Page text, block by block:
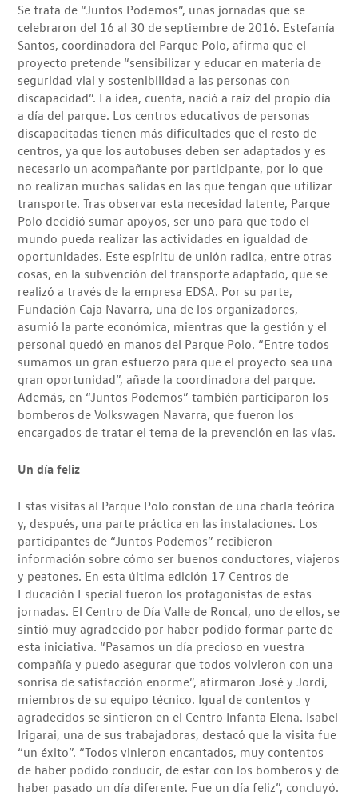
Se trata de “Juntos Podemos”, unas jornadas que se
celebraron del 16 al 30 de septiembre de 2016. Estefanía
Santos, coordinadora del Parque Polo, afirma que el
proyecto pretende “sensibilizar y educar en materia de
seguridad vial y sostenibilidad a las personas con
discapacidad”. La idea, cuenta, nació a raíz del propio día
a día del parque. Los centros educativos de personas
discapacitadas tienen más dificultades que el resto de
centros, ya que los autobuses deben ser adaptados y es
necesario un acompañante por participante, por lo que
no realizan muchas salidas en las que tengan que utilizar
transporte. Tras observar esta necesidad latente, Parque
Polo decidió sumar apoyos, ser uno para que todo el
mundo pueda realizar las actividades en igualdad de
oportunidades. Este espíritu de unión radica, entre otras
cosas, en la subvención del transporte adaptado, que se
realizó a través de la empresa EDSA. Por su parte,
Fundación Caja Navarra, una de los organizadores,
asumió la parte económica, mientras que la gestión y el
personal quedó en manos del Parque Polo. “Entre todos
sumamos un gran esfuerzo para que el proyecto sea una
gran oportunidad”, añade la coordinadora del parque.
Además, en “Juntos Podemos” también participaron los
bomberos de Volkswagen Navarra, que fueron los
encargados de tratar el tema de la prevención en las vías.
Un día feliz
Estas visitas al Parque Polo constan de una charla teórica
y, después, una parte práctica en las instalaciones. Los
participantes de “Juntos Podemos” recibieron
información sobre cómo ser buenos conductores, viajeros
y peatones. En esta última edición 17 Centros de
Educación Especial fueron los protagonistas de estas
jornadas. El Centro de Día Valle de Roncal, uno de ellos, se
sintió muy agradecido por haber podido formar parte de
esta iniciativa. “Pasamos un día precioso en vuestra
compañía y puedo asegurar que todos volvieron con una
sonrisa de satisfacción enorme”, afirmaron José y Jordi,
miembros de su equipo técnico. Igual de contentos y
agradecidos se sintieron en el Centro Infanta Elena. Isabel
Irigarai, una de sus trabajadoras, destacó que la visita fue
“un éxito”. “Todos vinieron encantados, muy contentos
de haber podido conducir, de estar con los bomberos y de
haber pasado un día diferente. Fue un día feliz”, concluyó.